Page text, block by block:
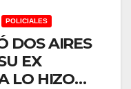
POLICIALES
DOS AIRES
EX
LO HIZO